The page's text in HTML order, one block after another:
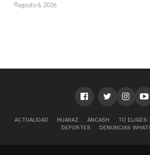
agosto 6, 2026
ACTUALIDAD HUARAZ ÁNCASH TÚ ELIGES
DEPORTES
DENUNCIAS